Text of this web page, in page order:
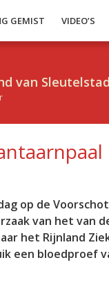
GEMIST VIDEO’S
van Sleutelstad
op de
van het van
het Rijnland
een bloedproef